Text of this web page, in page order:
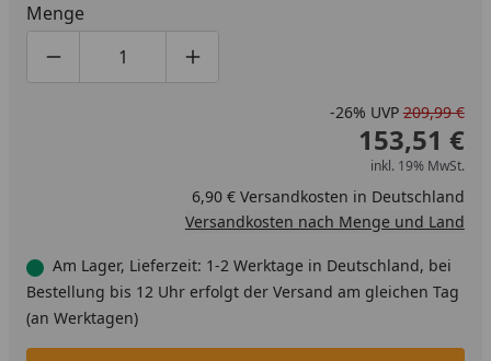
Menge
Produktmenge um eins verringern
Produktmenge manuell eingeben
Produktmenge um eins erhöhen
-26% UVP 209,99 €
153,51 €
inkl. 19% MwSt.
6,90 € Versandkosten in Deutschland
Versandkosten nach Menge und Land
Am Lager, Lieferzeit: 1-2 Werktage in Deutschland, bei
Bestellung bis 12 Uhr erfolgt der Versand am gleichen Tag
(an Werktagen)